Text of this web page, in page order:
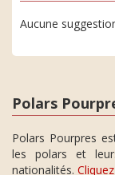
Aucune
Polars
Polars Pourpres
les polars et
nationalités.